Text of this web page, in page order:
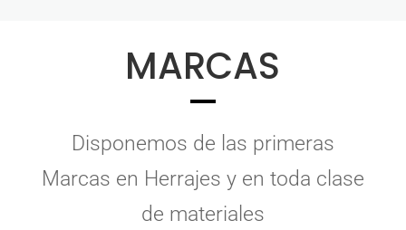
MARCAS
Disponemos de las primeras
Marcas en Herrajes y en toda clase
de materiales